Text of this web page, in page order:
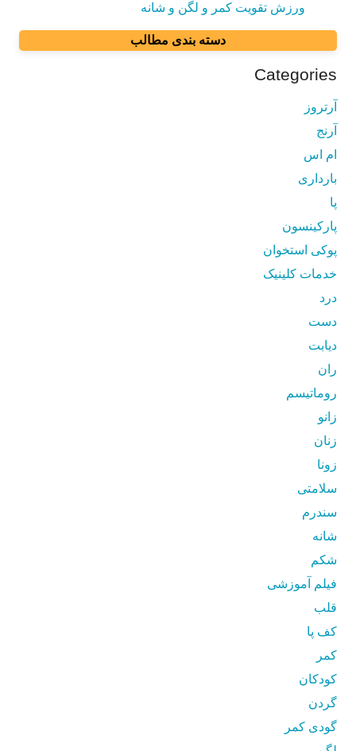
ورزش تقویت کمر و لگن و شانه
دسته بندی مطالب
Categories
آرتروز
آرنج
ام اس
بارداری
پا
پارکینسون
پوکی استخوان
خدمات کلینیک
درد
دست
دیابت
ران
روماتیسم
زانو
زنان
زونا
سلامتی
سندرم
شانه
شکم
فیلم آموزشی
قلب
کف پا
کمر
کودکان
گردن
گودی کمر